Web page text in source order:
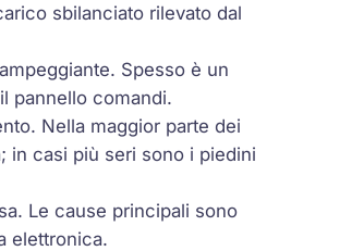
sbilanciato rilevato dal
Spesso è un
pannello comandi.
Nella maggior parte dei
in casi più seri sono i piedini
Le cause principali sono
elettronica.